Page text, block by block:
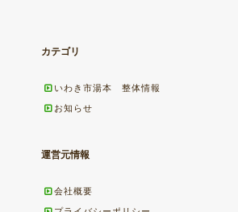
カテゴリ
いわき市湯本 整体情報
お知らせ
運営元情報
会社概要